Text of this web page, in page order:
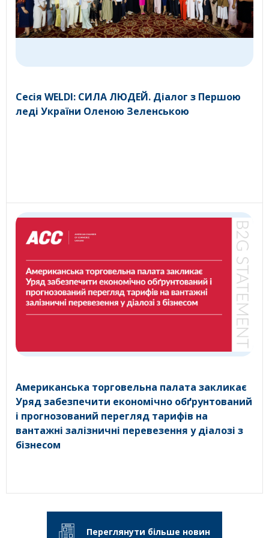
Сесія WELDI: СИЛА ЛЮДЕЙ. Діалог з Першою
леді України Оленою Зеленською
Американська торговельна палата закликає
Уряд забезпечити економічно обґрунтований
і прогнозований перегляд тарифів на
вантажні залізничні перевезення у діалозі з
бізнесом
Переглянути більше новин